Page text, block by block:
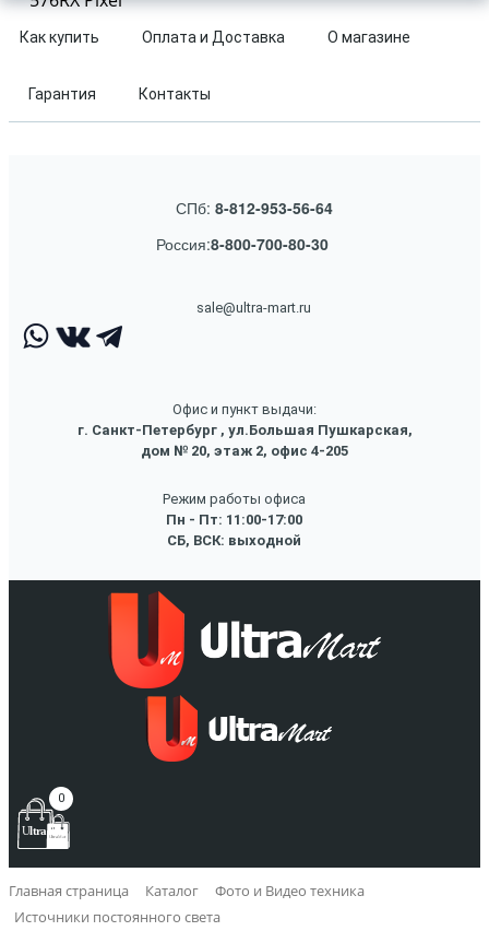
Как купить Оплата и Доставка О магазине
Гарантия Контакты
СПб: 8-812-953-56-64
Россия:8-800-700-80-30
sale@ultra-mart.ru
Офис и пункт выдачи:
г. Санкт-Петербург , ул.Большая Пушкарская,
дом № 20, этаж 2, офис 4-205
Режим работы офиса
Пн - Пт: 11:00-17:00
СБ, ВСК: выходной
0
Главная страница Каталог
Фото и Видео техника
Источники постоянного света